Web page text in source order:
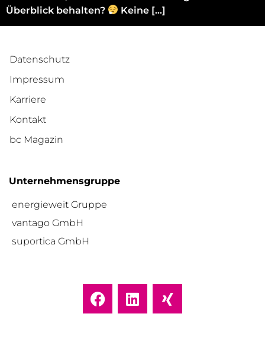
Überblick behalten?
‍ Keine […]
Datenschutz
Impressum
Karriere
Kontakt
bc Magazin
Unternehmensgruppe
energieweit Gruppe
vantago GmbH
suportica GmbH